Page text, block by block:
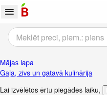
Mājas lapa
Gaļa, zivs un gatavā kulinārija
Lai izvēlētos ērtu piegādes laiku,